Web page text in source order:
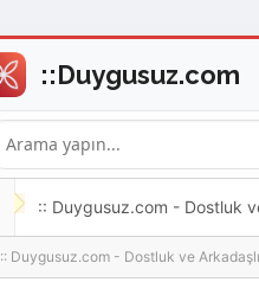
:: Duygusuz.com - Dostluk
oldukça kolay ve
:: Duygusuz.com - Dostluk ve